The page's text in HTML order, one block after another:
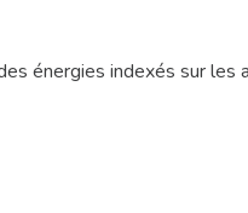
énergies indexés sur